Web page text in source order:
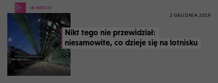
W MIEŚCIE
2 GRUDNIA 2019
Nikt tego nie przewidział:
niesamowite, co dzieje się na lotnisku